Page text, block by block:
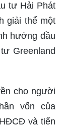
tư Hải Phát
giải thể một
hướng đầu
Greenland
cho người
vốn của
và tiến